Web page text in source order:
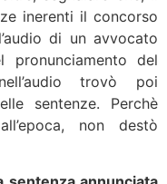
inerenti il concorso
di un avvocato
del
trovò poi
sentenze. Perchè
non destò